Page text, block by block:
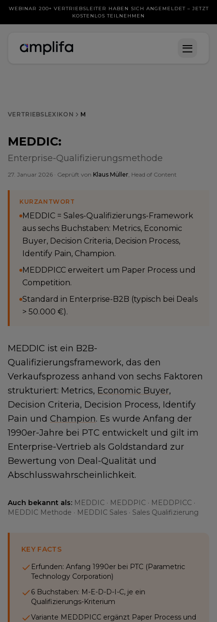
WEBINAR 200+ VERTRIEBSLEITER HABEN SICH ANGEMELDET – JETZT
KOSTENLOS TEILNEHMEN
VERTRIEBSLEXIKON M
MEDDIC:
Enterprise-Qualifizierungsmethode
27. Januar 2026 · Geprüft von Klaus Müller, Head of Content
KURZANTWORT
MEDDIC = Sales-Qualifizierungs-Framework
aus sechs Buchstaben: Metrics, Economic
Buyer, Decision Criteria, Decision Process,
Identify Pain, Champion.
MEDDPICC erweitert um Paper Process und
Competition.
Standard in Enterprise-B2B (typisch bei Deals
> 50.000 €).
MEDDIC ist ein B2B-
Qualifizierungsframework, das den
Verkaufsprozess anhand von sechs Faktoren
strukturiert: Metrics, Economic Buyer,
Decision Criteria, Decision Process, Identify
Pain und Champion. Es wurde Anfang der
1990er-Jahre bei PTC entwickelt und gilt im
Enterprise-Vertrieb als Goldstandard zur
Bewertung von Deal-Qualität und
Abschlusswahrscheinlichkeit.
Auch bekannt als: MEDDIC · MEDDPIC · MEDDPICC ·
MEDDIC Methode · MEDDIC Sales · Sales Qualifizierung
KEY FACTS
Erfunden: Anfang 1990er bei PTC (Parametric
Technology Corporation)
6 Buchstaben: M-E-D-D-I-C, je ein
Qualifizierungs-Kriterium
Variante MEDDPICC ergänzt Paper Process und